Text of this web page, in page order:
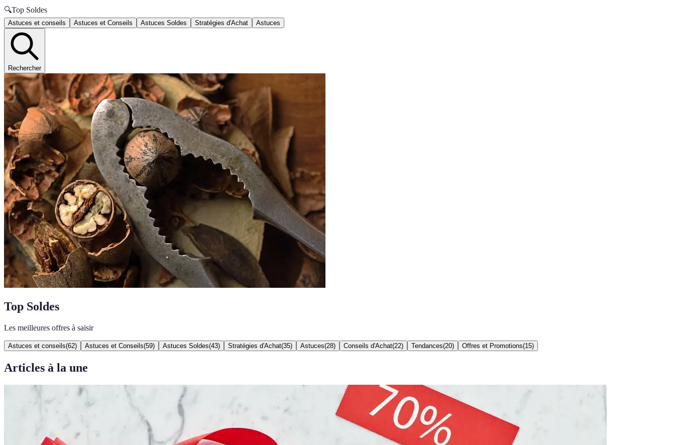
🔍Top Soldes
Astuces et conseils Astuces et Conseils Astuces Soldes Stratégies d'Achat Astuces
Rechercher
Top Soldes
Les meilleures offres à saisir
Astuces et conseils(62) Astuces et Conseils(59) Astuces Soldes(43) Stratégies d'Achat(35) Astuces(28) Conseils d'Achat(22) Tendances(20) Offres et Promotions(15)
Articles à la une